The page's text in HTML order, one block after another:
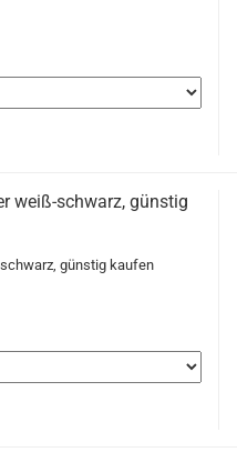
weiß-schwarz, günstig
günstig kaufen